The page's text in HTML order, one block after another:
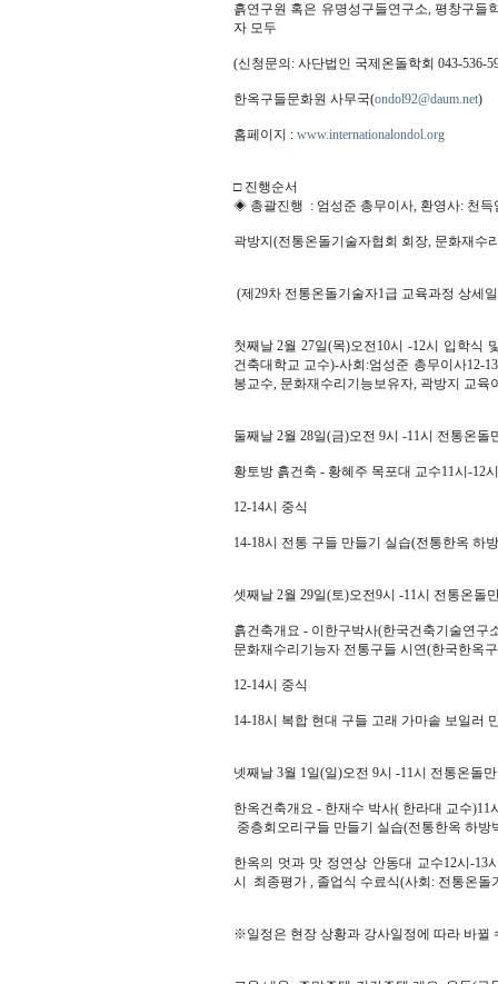
흙연구원 혹은 유명성구들연구소, 평창구
자 모두
(신청문의: 사단법인 국제온돌학회 043-536-
한옥구들문화원 사무국(ondol92@daum.net)
홈페이지 : www.internationalondol.org
□ 진행순서
◈ 총괄진행 : 엄성준 총무이사, 환영사: 천득
곽방지(전통온돌기술자협회 회장, 문화재수
(제29차 전통온돌기술자1급 교육과정 상세
첫째날 2월 27일(목)오전10시 -12시 입학식
건축대학교 교수)-사회:엄성준 총무이사12-
봉교수, 문화재수리기능보유자, 곽방지 교
둘째날 2월 28일(금)오전 9시 -11시 전통온
황토방 흙건축 - 황혜주 목포대 교수11시-12
12-14시 중식
14-18시 전통 구들 만들기 실습(전통한옥 하
셋째날 2월 29일(토)오전9시 -11시 전통온돌
흙건축개요 - 이한구박사(한국건축기술연구
문화재수리기능자 전통구들 시연(한국한옥
12-14시 중식
14-18시 복합 현대 구들 고래 가마솥 보일러
넷째날 3월 1일(일)오전 9시 -11시 전통온돌
한옥건축개요 - 한재수 박사( 한라대 교수
중층회오리구들 만들기 실습(전통한옥 하방
한옥의 멋과 맛 정연상 안동대 교수12시-13
시 최종평가 , 졸업식 수료식(사회: 전통온돌
※일정은 현장 상황과 강사일정에 따라 바뀔